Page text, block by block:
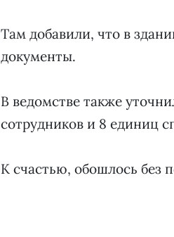
Там добавили, что в
документы.
В ведомстве также
сотрудников и 8 единиц
К счастью, обошлось без